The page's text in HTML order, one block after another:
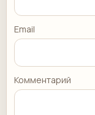
Email
Комментарий